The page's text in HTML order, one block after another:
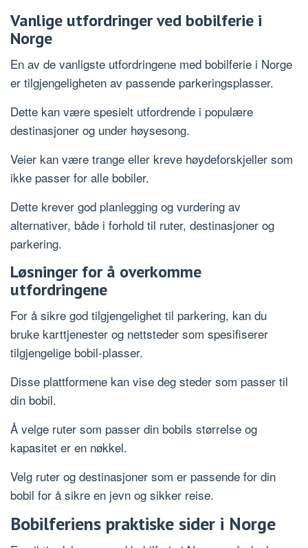
Vanlige utfordringer ved bobilferie i
Norge
En av de vanligste utfordringene med bobilferie i Norge
er tilgjengeligheten av passende parkeringsplasser.
Dette kan være spesielt utfordrende i populære
destinasjoner og under høysesong.
Veier kan være trange eller kreve høydeforskjeller som
ikke passer for alle bobiler.
Dette krever god planlegging og vurdering av
alternativer, både i forhold til ruter, destinasjoner og
parkering.
Løsninger for å overkomme
utfordringene
For å sikre god tilgjengelighet til parkering, kan du
bruke karttjenester og nettsteder som spesifiserer
tilgjengelige bobil-plasser.
Disse plattformene kan vise deg steder som passer til
din bobil.
Å velge ruter som passer din bobils størrelse og
kapasitet er en nøkkel.
Velg ruter og destinasjoner som er passende for din
bobil for å sikre en jevn og sikker reise.
Bobilferiens praktiske sider i Norge